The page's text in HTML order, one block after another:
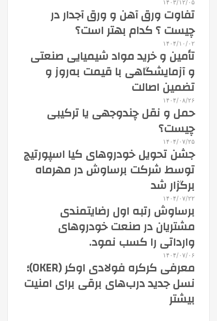
۱۴۰۳/۱۲/۰۵
تفاوت ورق آهن و ورق آجدار در
چیست ؟ کدام بهتر است؟
۱۴۰۴/۱۰/۰۲
تأمین و خرید مواد شیمیایی صنعتی
و آزمایشگاهی با قیمت به‌روز و
تضمین اصالت
۱۴۰۴/۰۸/۲۶
حمل و نقل چندوجهی یا ترکیبی
چیست؟
۱۴۰۴/۰۷/۲۵
جشن تحویل خودروهای کیا اسپورتیج
توسط شرکت برساوش در مهرماه
برگزار شد
۱۴۰۴/۰۷/۲۲
برساوش رتبه اول رضایتمندی
مشتریان در صنعت خودروهای
وارداتی را کسب نمود.
۱۴۰۴/۰۷/۰۶
معرفی کرکره فولادی اوکر (OKER)؛
نسل جدید درب‌های برقی برای امنیت
بیشتر